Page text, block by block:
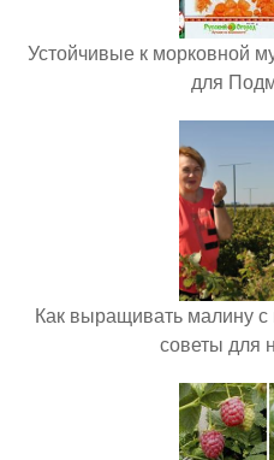
Устойчивые к морковной
для
Как выращивать малину
советы для